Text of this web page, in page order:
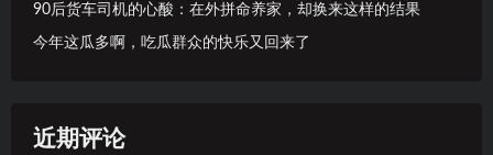
90后货车司机的心酸：在外拼命养家，却换来这样的结果
今年这瓜多啊，吃瓜群众的快乐又回来了
近期评论